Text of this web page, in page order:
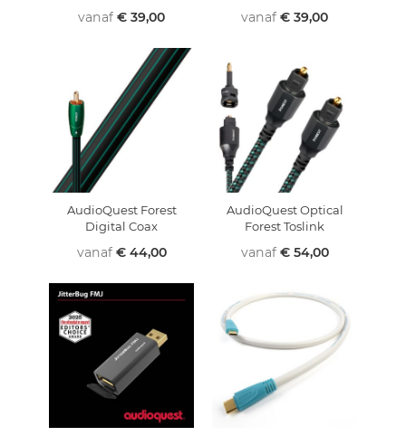
vanaf € 39,00 vanaf € 39,00
AudioQuest Forest
Digital Coax
vanaf € 44,00
AudioQuest Optical
Forest Toslink
vanaf € 54,00